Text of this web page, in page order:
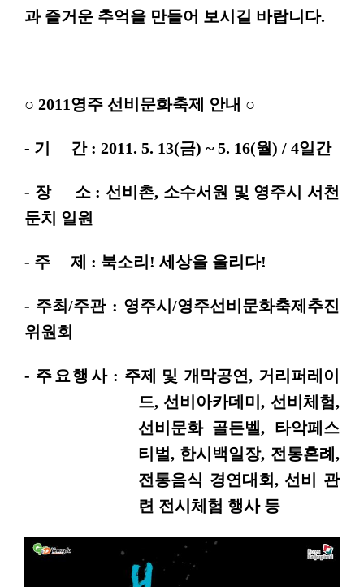
과 즐거운 추억을 만들어 보시길 바랍니다.
○ 2011영주 선비문화축제 안내 ○
- 기 간 : 2011. 5. 13(금) ~ 5. 16(월) / 4일간
- 장 소 : 선비촌, 소수서원 및 영주시 서천
둔치 일원
- 주 제 : 북소리! 세상을 울리다!
- 주최/주관 : 영주시/영주선비문화축제추진
위원회
- 주요행사 : 주제 및 개막공연, 거리퍼레이
드, 선비아카데미, 선비체험,
선비문화 골든벨, 타악페스
티벌, 한시백일장, 전통혼례,
전통음식 경연대회, 선비 관
련 전시체험 행사 등